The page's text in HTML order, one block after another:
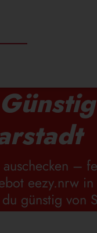
–
eezy.nrw
günstig von